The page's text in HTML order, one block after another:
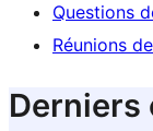
Questions
Réunions
Derniers